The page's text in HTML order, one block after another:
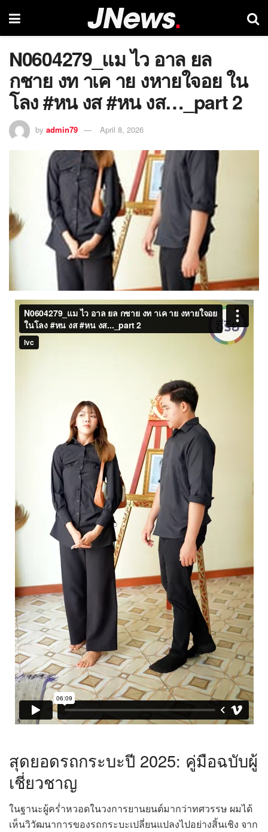
N0604279_แม ไว อาล ยล
กชาย งท าเค าย งหายใจอย ใน
โลง #หน งส #หน งส…_part 2
by admin79 April 8, 2026
สุดยอดรถกระบะปี 2025: คู่มือฉบับผู้
เชี่ยวชาญ
ในฐานะผู้คร่ำหวอดในวงการยานยนต์มากว่าทศวรรษ ผมได้
เห็นวิวัฒนาการของรถกระบะเปลี่ยนแปลงไปอย่างสิ้นเชิง จาก